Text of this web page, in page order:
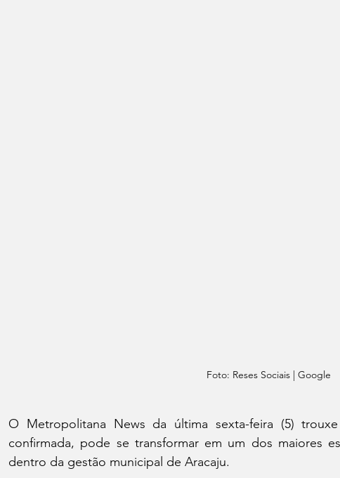
Foto: Reses Sociais | Google
O Metropolitana News da última sexta-feira (5)
confirmada, pode se transformar em um dos maiores
dentro da gestão municipal de Aracaju.